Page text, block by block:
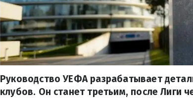
Руководство УЕФА разрабатывает
клубов. Он станет третьим, после Лиги